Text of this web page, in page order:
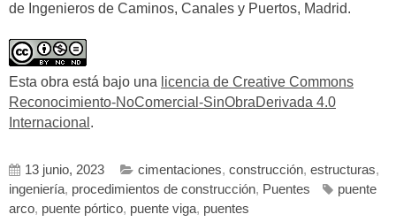
de Ingenieros de Caminos, Canales y Puertos, Madrid.
Esta obra está bajo una licencia de Creative Commons
Reconocimiento-NoComercial-SinObraDerivada 4.0
Internacional .
13 junio, 2023 cimentaciones, construcción, estructuras,
ingeniería, procedimientos de construcción, Puentes
puente
arco, puente pórtico, puente viga, puentes